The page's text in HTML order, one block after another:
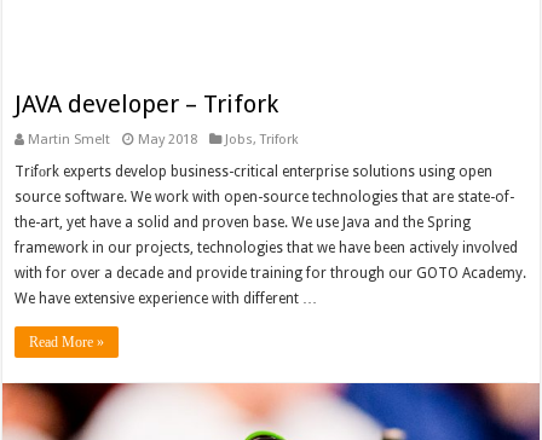
JAVA developer – Trifork
Martin Smelt May 2018 Jobs,Trifork
Trіfоrk experts develop business-critical enterprise solutions using open
source software. We work with open-source technologies that are state-of-
the-art, yet have a solid and proven base. We use Java and the Spring
framework in our projects, technologies that we have been actively involved
with for over a decade and provide training for through our GOTO Academy.
We have extensive experience with different …
Read More »